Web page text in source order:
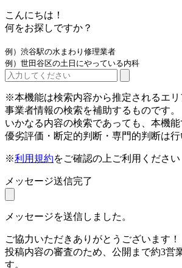
こんにちは！
何をお探しですか？
例）渋谷駅の水まわり修理業者
例）世田谷区の土日にやっている内科
※本機能は検索内容から推定されるエリ
事業者情報の検索を補助するものです。
いかなる内容の検索であっても、本機能
優劣評価・断定的判断・専門的判断は行
※利用規約をご確認の上ご利用ください
メッセージ送信完了
メッセージを送信しました。
ご協力いただきありがとうございます！
投稿内容の審査のため、公開まで約3営
す。